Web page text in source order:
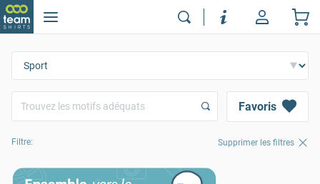
Favoris
Filtre: Supprimer les filtres